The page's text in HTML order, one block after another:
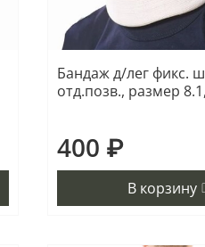
Бандаж д/лег фикс.
отд.позв., размер
400 ₽
В корзину